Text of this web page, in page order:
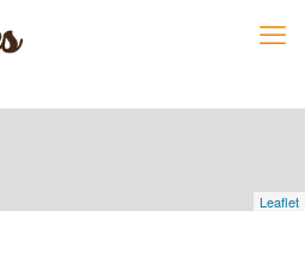
Leaflet